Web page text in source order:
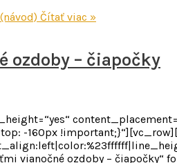
Čítať viac »
ozdoby – čiapočky
-160px
vianočné ozdoby –